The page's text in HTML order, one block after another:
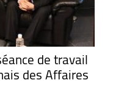
de travail
des Affaires